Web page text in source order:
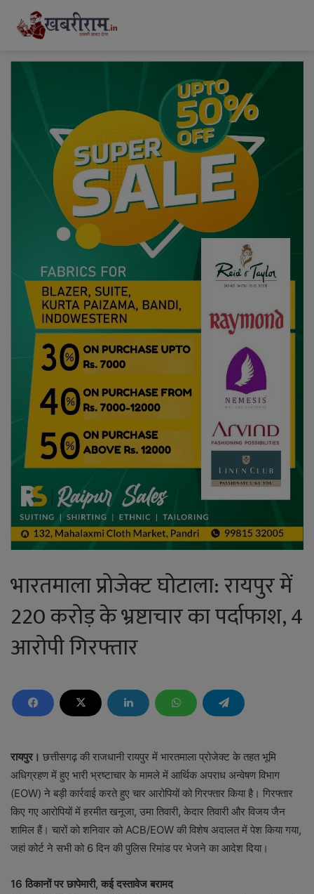
भारतमाला प्रोजेक्ट घोटाला: रायपुर में
220 करोड़ के भ्रष्टाचार का पर्दाफाश, 4
आरोपी गिरफ्तार
रायपुर। छत्तीसगढ़ की राजधानी रायपुर में भारतमाला प्रोजेक्ट के तहत भूमि
अधिग्रहण में हुए भारी भ्रष्टाचार के मामले में आर्थिक अपराध अन्वेषण विभाग
(EOW) ने बड़ी कार्रवाई करते हुए चार आरोपियों को गिरफ्तार किया है। गिरफ्तार
किए गए आरोपियों में हरमीत खनूजा, उमा तिवारी, केदार तिवारी और विजय जैन
शामिल हैं। चारों को शनिवार को ACB/EOW की विशेष अदालत में पेश किया गया,
जहां कोर्ट ने सभी को 6 दिन की पुलिस रिमांड पर भेजने का आदेश दिया।
16 ठिकानों पर छापेमारी, कई दस्तावेज बरामद